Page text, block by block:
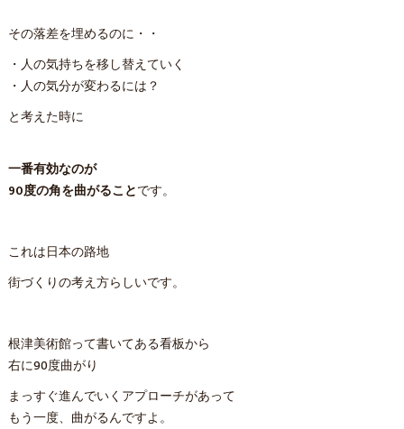
その落差を埋めるのに・・
・人の気持ちを移し替えていく
・人の気分が変わるには？
と考えた時に
一番有効なのが
90度の角を曲がることです。
これは日本の路地
街づくりの考え方らしいです。
根津美術館って書いてある看板から
右に90度曲がり
まっすぐ進んでいくアプローチがあって
もう一度、曲がるんですよ。